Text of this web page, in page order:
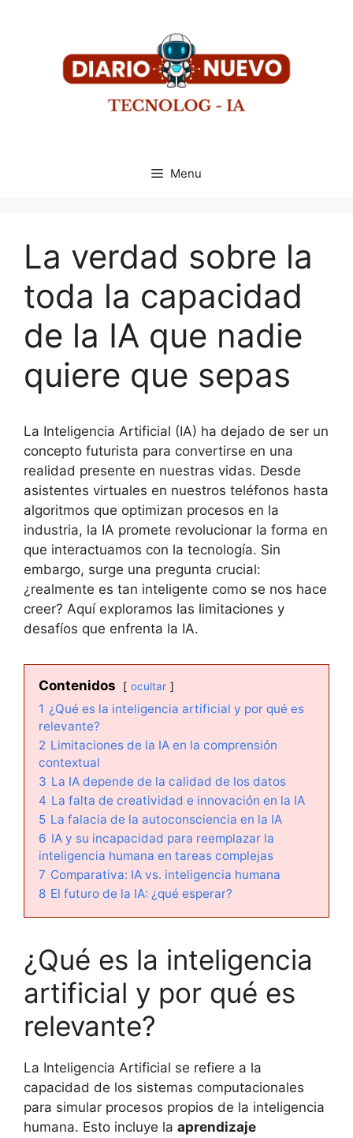
Menu
La verdad sobre la
toda la capacidad
de la IA que nadie
quiere que sepas
La Inteligencia Artificial (IA) ha dejado de ser un
concepto futurista para convertirse en una
realidad presente en nuestras vidas. Desde
asistentes virtuales en nuestros teléfonos hasta
algoritmos que optimizan procesos en la
industria, la IA promete revolucionar la forma en
que interactuamos con la tecnología. Sin
embargo, surge una pregunta crucial:
¿realmente es tan inteligente como se nos hace
creer? Aquí exploramos las limitaciones y
desafíos que enfrenta la IA.
Contenidos ocultar
1 ¿Qué es la inteligencia artificial y por qué es
relevante?
2 Limitaciones de la IA en la comprensión
contextual
3 La IA depende de la calidad de los datos
4 La falta de creatividad e innovación en la IA
5 La falacia de la autoconsciencia en la IA
6 IA y su incapacidad para reemplazar la
inteligencia humana en tareas complejas
7 Comparativa: IA vs. inteligencia humana
8 El futuro de la IA: ¿qué esperar?
¿Qué es la inteligencia
artificial y por qué es
relevante?
La Inteligencia Artificial se refiere a la
capacidad de los sistemas computacionales
para simular procesos propios de la inteligencia
humana. Esto incluye la aprendizaje